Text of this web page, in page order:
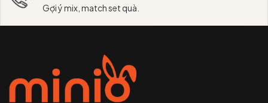
Gợi ý mix, match set quà.